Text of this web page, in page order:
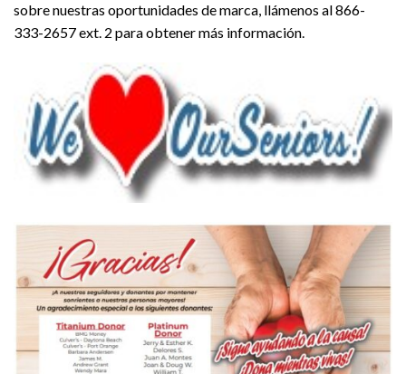
sobre nuestras oportunidades de marca, llámenos al 866-
333-2657 ext. 2 para obtener más información.